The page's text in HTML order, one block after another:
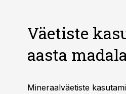
Väetiste
aasta
Mineraalväetiste